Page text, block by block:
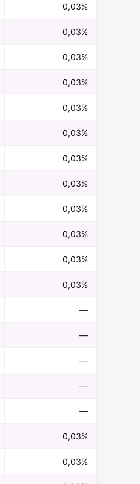
0,03%
0,03%
0,03%
0,03%
0,03%
0,03%
0,03%
0,03%
0,03%
0,03%
0,03%
0,03%
—
—
—
—
—
0,03%
0,03%